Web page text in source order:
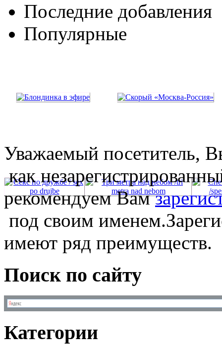
Последние добавления
Популярные
Уважаемый посетитель,
как
рекомендуем Вам
под своим
имеют ряд преимуществ.
Поиск по сайту
Категории